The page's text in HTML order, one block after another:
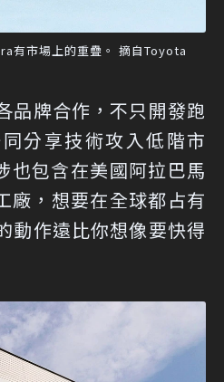
有市場上的重疊。 摘自Toyota
品牌合作，不只開發跑
分享技術攻入低階市
也包含在美國阿拉巴馬
廠，想要在全球都占有
動作遠比你想像要快得